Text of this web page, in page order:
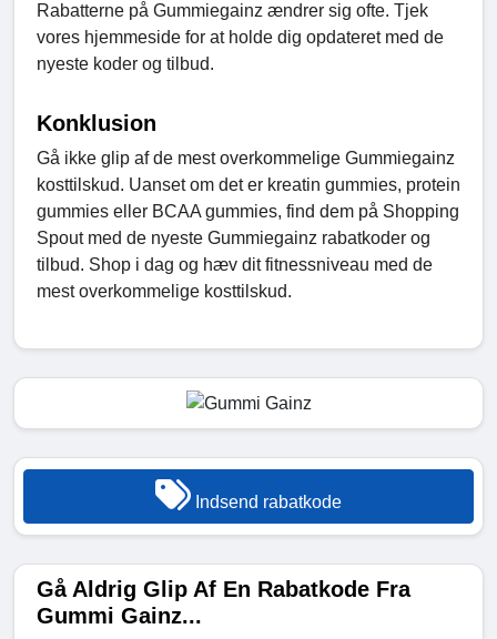
Rabatterne på Gummiegainz ændrer sig ofte. Tjek
vores hjemmeside for at holde dig opdateret med de
nyeste koder og tilbud.
Konklusion
Gå ikke glip af de mest overkommelige Gummiegainz
kosttilskud. Uanset om det er kreatin gummies, protein
gummies eller BCAA gummies, find dem på Shopping
Spout med de nyeste Gummiegainz rabatkoder og
tilbud. Shop i dag og hæv dit fitnessniveau med de
mest overkommelige kosttilskud.
Indsend rabatkode
Gå Aldrig Glip Af En Rabatkode Fra
Gummi Gainz...